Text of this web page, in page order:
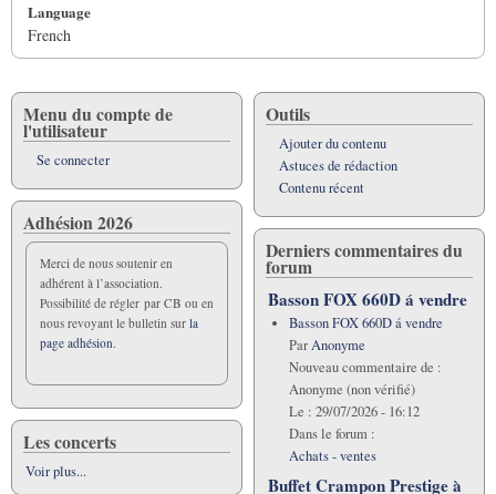
Language
French
Menu du compte de
l'utilisateur
Se connecter
Adhésion 2026
Merci de nous soutenir en
adhérent à l’association.
Possibilité de régler par CB ou en
nous revoyant le bulletin sur la
page adhésion.
Les concerts
Voir plus...
Outils
Ajouter du contenu
Astuces de rédaction
Contenu récent
Derniers commentaires du
forum
Basson FOX 660D á vendre
Basson FOX 660D á vendre
ParAnonyme
Nouveau commentaire de :
Anonyme (non vérifié)
Le : 29/07/2026 - 16:12
Dans le forum :
Achats - ventes
Buffet Crampon Prestige à